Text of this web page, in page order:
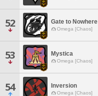
52 Gate to Nowhere
Omega [Chaos]
53 Mystica
Omega [Chaos]
54 Inversion
Omega [Chaos]